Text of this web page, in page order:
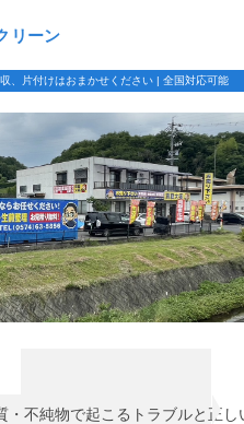
、片付けはおまかせください | 全国対応可能
リーン
・不純物で起こるトラブルと正し